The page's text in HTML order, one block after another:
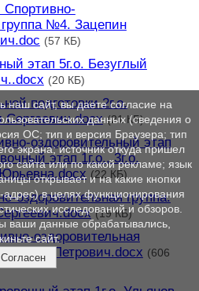
группа №4. Зацепин
(57 КБ)
этап 5г.о. Безуглый
(20 КБ)
подготовки 2г.о.
(21 КБ)
оздоровительный этап
этап 1г.о., 3г.о.
(22 КБ)
оздоровительная группа.
(19 КБ)
оздоровительная
Петрович.docx (606
наш сайт, вы даете согласие на
данных (сведения о
ОС; тип и версия Браузера; тип
экрана; источник откуда пришел
сайта или по какой рекламе; язык
открывает и на какие кнопки
адрес) в целях функционирования
исследований и обзоров.
ваши данные обрабатывались,
сайт.
Согласен